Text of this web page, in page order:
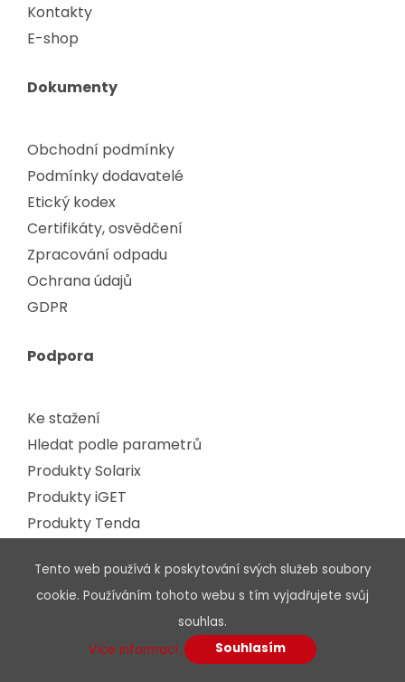
Kontakty
E-shop
Dokumenty
Obchodní podmínky
Podmínky dodavatelé
Etický kodex
Certifikáty, osvědčení
Zpracování odpadu
Ochrana údajů
GDPR
Podpora
Ke stažení
Hledat podle parametrů
Produkty Solarix
Produkty iGET
Produkty Tenda
Školení
Zapůjčení produktů
Portál technické podpory
Portál ServisCare
Tento web používá k poskytování svých služeb soubory
cookie. Používáním tohoto webu s tím vyjadřujete svůj
souhlas.
Více informací.
Souhlasím